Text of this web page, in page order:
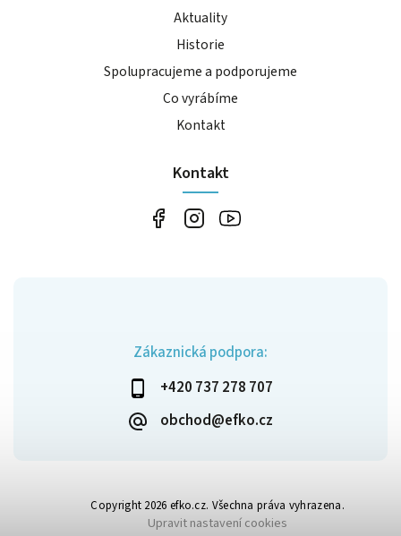
Zákaznická podpora:
+420 737 278 707
obchod@efko.cz
Aktuality
Historie
Spolupracujeme a podporujeme
Co vyrábíme
Kontakt
Kontakt
Copyright 2026 efko.cz. Všechna práva vyhrazena.
Upravit nastavení cookies